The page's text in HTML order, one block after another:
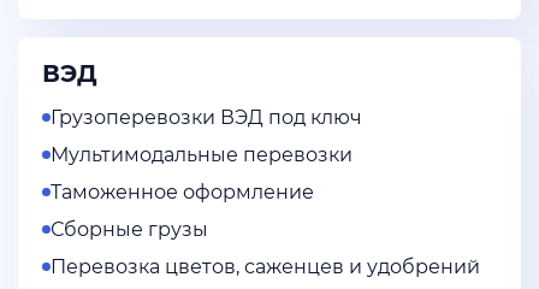
ВЭД
Грузоперевозки ВЭД под ключ
Мультимодальные перевозки
Таможенное оформление
Сборные грузы
Перевозка цветов, саженцев и удобрений